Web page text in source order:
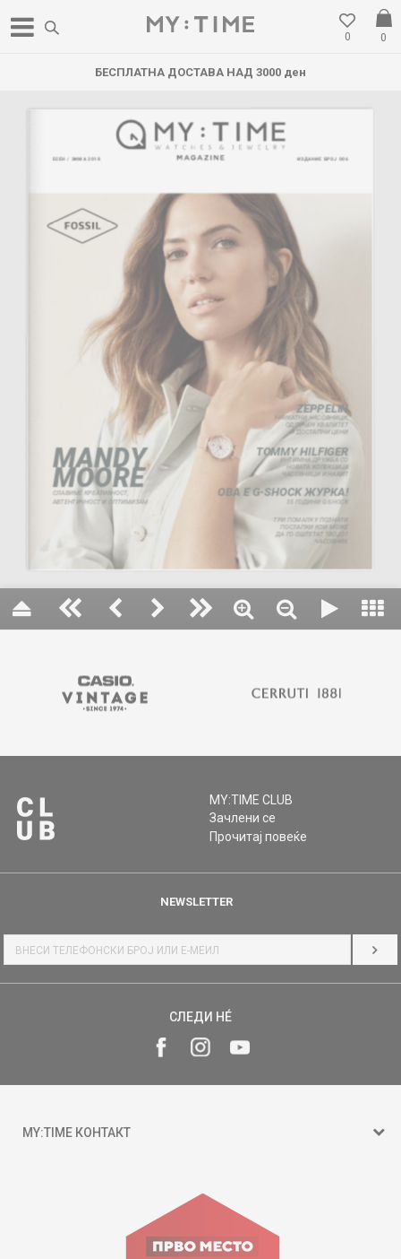
0
0
БЕСПЛАТНА ДОСТАВА НАД 3000 ден
MY:TIME CLUB
Зачлени се
Прочитај повеќе
NEWSLETTER
СЛЕДИ НÉ
MY:TIME КОНТАКТ
ул. Гоце Николовски бр.74 Скопје
contact@mytime.mk